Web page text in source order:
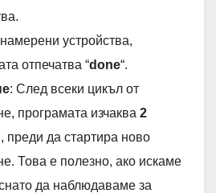
устройства,
отпечатва “done“.
: След всеки цикъл от
програмата изчаква 2
, преди да стартира ново
Това е полезно, ако искаме
да наблюдаваме за